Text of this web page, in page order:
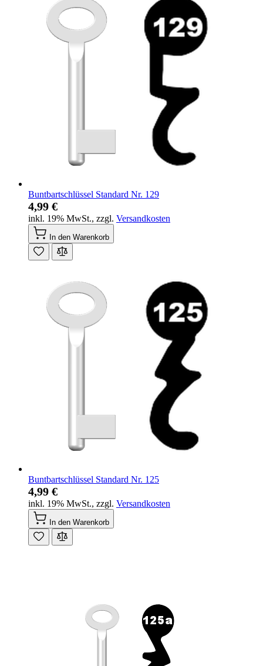
Buntbartschlüssel Standard Nr. 129
4,99 €
inkl. 19% MwSt., zzgl. Versandkosten
In den Warenkorb
Buntbartschlüssel Standard Nr. 125
4,99 €
inkl. 19% MwSt., zzgl. Versandkosten
In den Warenkorb